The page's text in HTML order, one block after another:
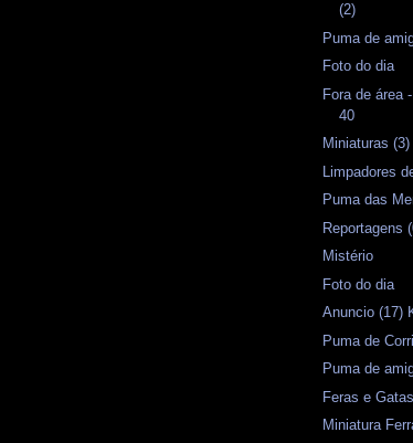
(2)
Puma de
Foto do dia
Fora de área
40
Miniaturas (3)
Limpadores
Puma das
Reportagens
Mistério
Foto do dia
Anuncio (17)
Puma de
Puma de
Feras e Gatas
Miniatura